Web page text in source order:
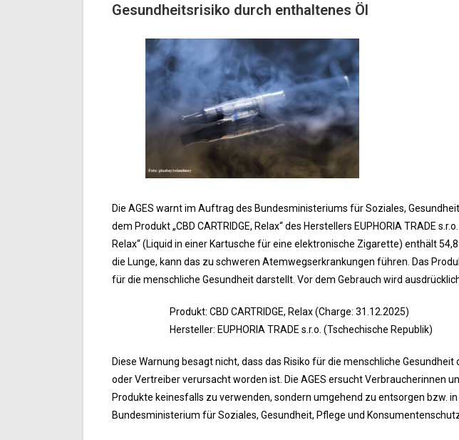
Gesundheitsrisiko durch enthaltenes Öl
Die AGES warnt im Auftrag des Bundesministeriums für Soziales,
dem Produkt „CBD CARTRIDGE, Relax“ des Herstellers EUPHORIA TRADE
Relax“ (Liquid in einer Kartusche für eine elektronische Zigarette) enthält
die Lunge, kann das zu schweren Atemwegserkrankungen führen. Das
für die menschliche Gesundheit darstellt. Vor dem Gebrauch wird
Produkt: CBD CARTRIDGE, Relax (Charge: 31.12.2025)
Hersteller: EUPHORIA TRADE s.r.o. (Tschechische Republik)
Diese Warnung besagt nicht, dass das Risiko für die menschliche
oder Vertreiber verursacht worden ist. Die AGES ersucht Verbraucherinnen
Produkte keinesfalls zu verwenden, sondern umgehend zu entsorgen bzw.
Bundesministerium für Soziales, Gesundheit, Pflege und